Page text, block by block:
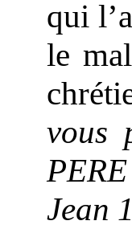
qui
le
vous
Jean